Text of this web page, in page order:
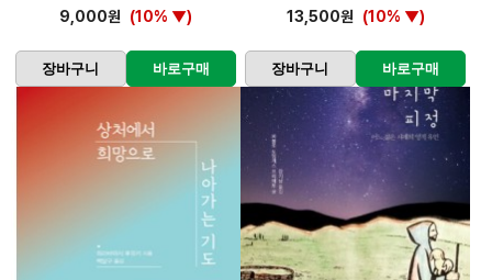
9,000원 (10% ▼)
장바구니 바로구매
13,500원 (10% ▼)
장바구니 바로구매